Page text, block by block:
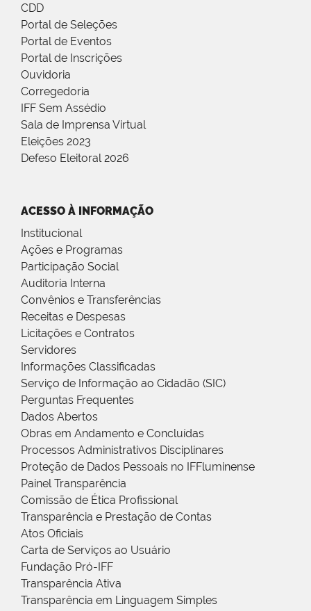
CDD
Portal de Seleções
Portal de Eventos
Portal de Inscrições
Ouvidoria
Corregedoria
IFF Sem Assédio
Sala de Imprensa Virtual
Eleições 2023
Defeso Eleitoral 2026
ACESSO À INFORMAÇÃO
Institucional
Ações e Programas
Participação Social
Auditoria Interna
Convênios e Transferências
Receitas e Despesas
Licitações e Contratos
Servidores
Informações Classificadas
Serviço de Informação ao Cidadão (SIC)
Perguntas Frequentes
Dados Abertos
Obras em Andamento e Concluídas
Processos Administrativos Disciplinares
Proteção de Dados Pessoais no IFFluminense
Painel Transparência
Comissão de Ética Profissional
Transparência e Prestação de Contas
Atos Oficiais
Carta de Serviços ao Usuário
Fundação Pró-IFF
Transparência Ativa
Transparência em Linguagem Simples